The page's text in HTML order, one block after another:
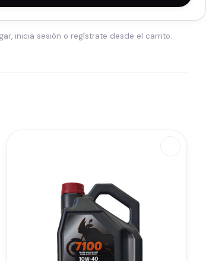
inicia sesión o regístrate desde el carrito.